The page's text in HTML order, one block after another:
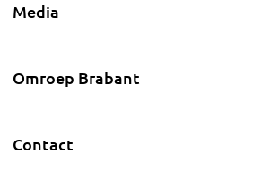
Media
Omroep Brabant
Contact